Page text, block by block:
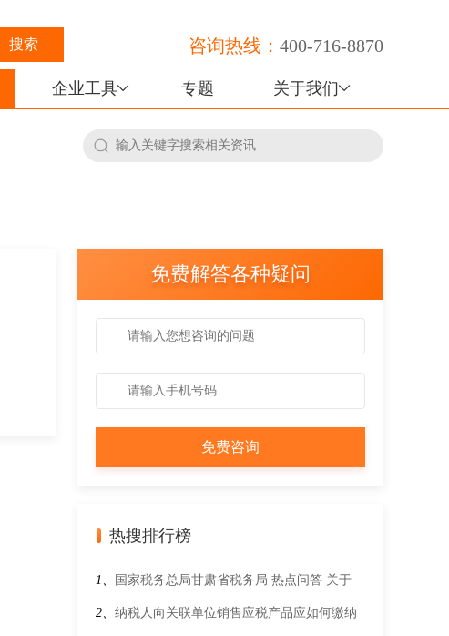
咨询热线： 400-716-8870
企业工具 专题 关于我们
免费解答各种疑问
热搜排行榜
1、 国家税务总局甘肃省税务局 热点问答 关于
《国家税务总局关于推广应用全面数字化电子发
2、 纳税人向关联单位销售应税产品应如何缴纳